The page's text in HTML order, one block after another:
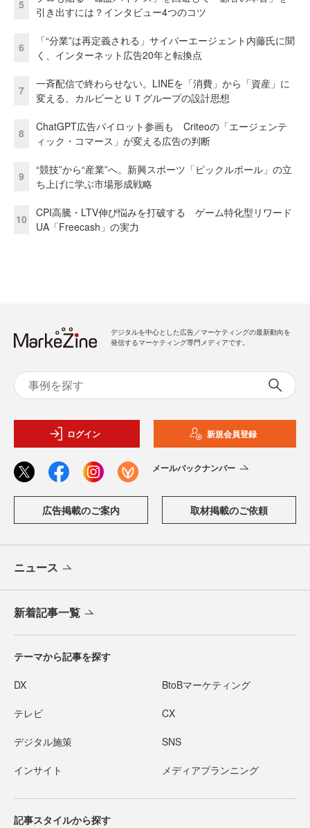
5
引き出すには？インタビュー4つのコツ
6
「“分業”は再定義される」サイバーエージェント内藤氏に聞
く、インターネット広告20年と転換点
7
一斉配信で終わらせない。LINEを「消費」から「資産」に
変える、カルビーとＵＴグループの設計思想
8
ChatGPT広告パイロット参画も Criteoの「エージェンテ
ィック・コマース」が変える広告の判断
9
“競技”から“産業”へ。新興スポーツ「ピックルボール」の立
ち上げに学ぶ市場形成戦略
10
CPI高騰・LTV伸び悩みを打破する ゲーム特化型リワード
UA「Freecash」の実力
デジタルを中心とした広告／マーケティングの最新動向を
発信するマーケティング専門メディアです。
ログイン 新規会員登録
メールバックナンバー
広告掲載のご案内 取材掲載のご依頼
ニュース
新着記事一覧
テーマから記事を探す
DX BtoBマーケティング
テレビ CX
デジタル施策 SNS
インサイト メディアプランニング
記事スタイルから探す